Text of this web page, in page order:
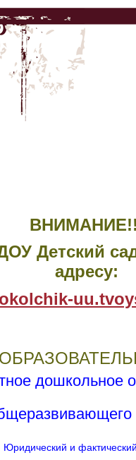
Детский
адресу:
дошкольное
Юридический и